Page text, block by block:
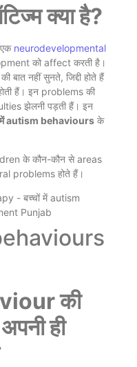
क्या है?
एक neurodevelopmental
को affect करती है।
बात नहीं सुनते, जिद्दी होते हैं
हैं। इन problems की
झेलनी पड़ती हैं। इन
में autism behaviours के
के कौन-कौन से areas
problems होते हैं।
की
ही